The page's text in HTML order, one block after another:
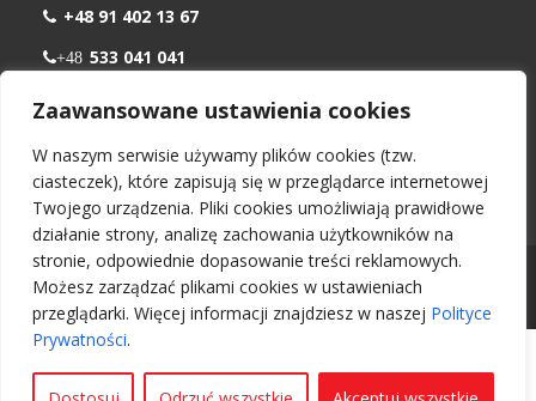
Zaawansowane ustawienia cookies
W naszym serwisie używamy plików cookies (tzw.
ciasteczek), które zapisują się w przeglądarce internetowej
Twojego urządzenia. Pliki cookies umożliwiają prawidłowe
działanie strony, analizę zachowania użytkowników na
stronie, odpowiednie dopasowanie treści reklamowych.
Możesz zarządzać plikami cookies w ustawieniach
przeglądarki. Więcej informacji znajdziesz w naszej Polityce
Prywatności.
+48 91 402 13 67
+48 533 041 041
Pn – Pt: 08:00 – 16:00
Wszelkie prawa zastrzeżone 2026 -Nawiewnikokienny.pl
Projekt i wykonanie:UI Ozga Daniel